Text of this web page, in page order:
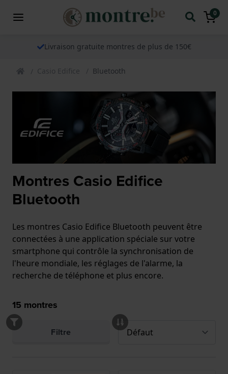
0
Livraison gratuite montres de plus de 150€
Casio Edifice Bluetooth
Montres Casio Edifice
Bluetooth
Les montres Casio Edifice Bluetooth peuvent être
connectées à une application spéciale sur votre
smartphone qui contrôle la synchronisation de
l'heure mondiale, les réglages de l'alarme, la
recherche de téléphone et plus encore.
15 montres
Filtre